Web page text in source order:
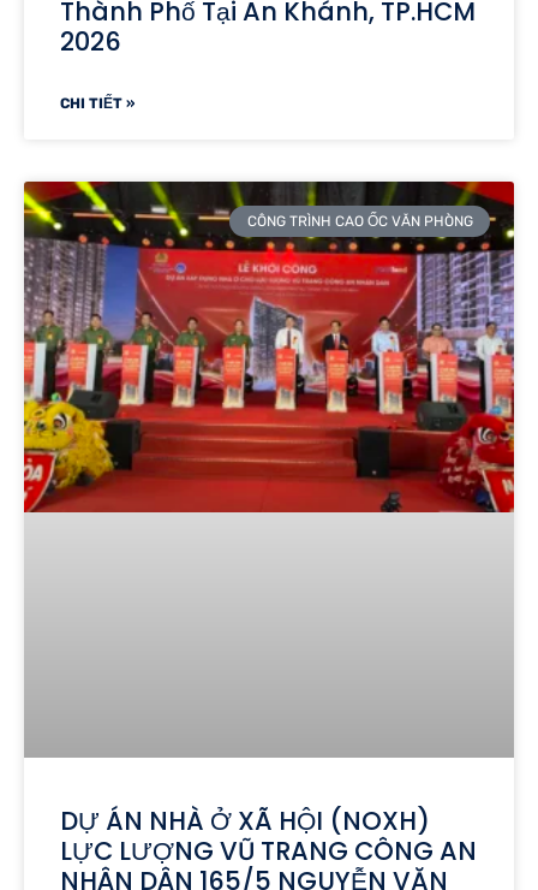
Thành Phố Tại An Khánh, TP.HCM
2026
CHI TIẾT »
CÔNG TRÌNH CAO ỐC VĂN PHÒNG
DỰ ÁN NHÀ Ở XÃ HỘI (NOXH)
LỰC LƯỢNG VŨ TRANG CÔNG AN
NHÂN DÂN 165/5 NGUYỄN VĂN